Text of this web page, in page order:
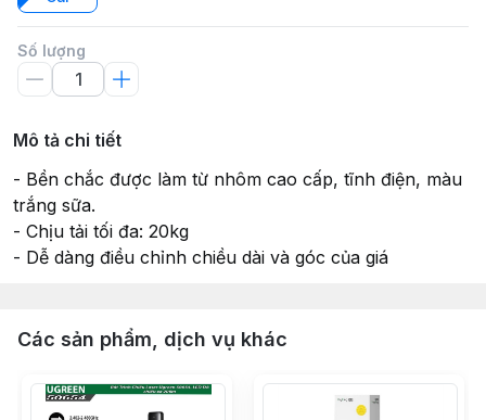
Số lượng
Mô tả chi tiết
- Bền chắc được làm từ nhôm cao cấp, tĩnh điện, màu
trắng sữa.
- Chịu tải tối đa: 20kg
- Dễ dàng điều chỉnh chiều dài và góc của giá
Các sản phẩm, dịch vụ khác